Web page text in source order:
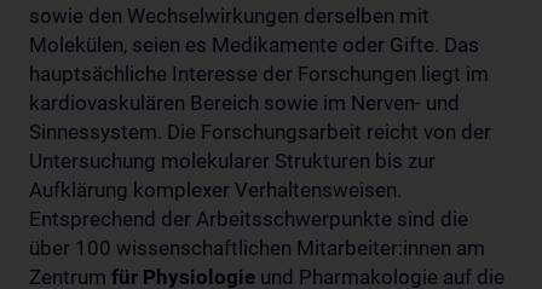
sowie den Wechselwirkungen derselben mit
Molekülen, seien es Medikamente oder Gifte. Das
hauptsächliche Interesse der Forschungen liegt im
kardiovaskulären Bereich sowie im Nerven- und
Sinnessystem. Die Forschungsarbeit reicht von der
Untersuchung molekularer Strukturen bis zur
Aufklärung komplexer Verhaltensweisen.
Entsprechend der Arbeitsschwerpunkte sind die
über 100 wissenschaftlichen Mitarbeiter:innen am
Zentrum für Physiologie und Pharmakologie auf die